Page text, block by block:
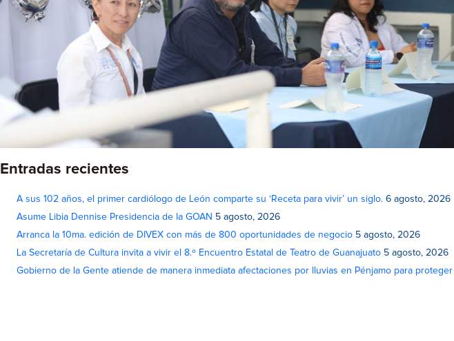
Entradas recientes
A sus 102 años, el primer cardiólogo de León comparte su ‘Receta para vivir’ un siglo. 6 agosto, 2026
Asume Libia Dennise Presidencia de la GOAN 5 agosto, 2026
Arranca la 10ma. edición de DIVEX con más de 800 oportunidades de negocio 5 agosto, 2026
La Secretaría de Cultura invita a vivir el 8.º Encuentro Estatal de Teatro de Guanajuato 5 agosto, 2026
Gobierno de la Gente atiende de manera inmediata afectaciones por lluvias en Pénjamo para